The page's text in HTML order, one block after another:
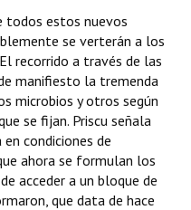
todos estos nuevos
se verterán a los
recorrido a través de las
manifiesto la tremenda
microbios y otros según
se fijan. Priscu señala
condiciones de
ahora se formulan los
acceder a un bloque de
que data de hace